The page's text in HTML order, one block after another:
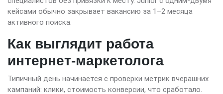
кейсами обычно закрывает вакансию за 1–2 месяца
активного поиска.
Как выглядит работа
интернет-маркетолога
Типичный день начинается с проверки метрик вчерашних
кампаний: клики, стоимость конверсии, что сработало.